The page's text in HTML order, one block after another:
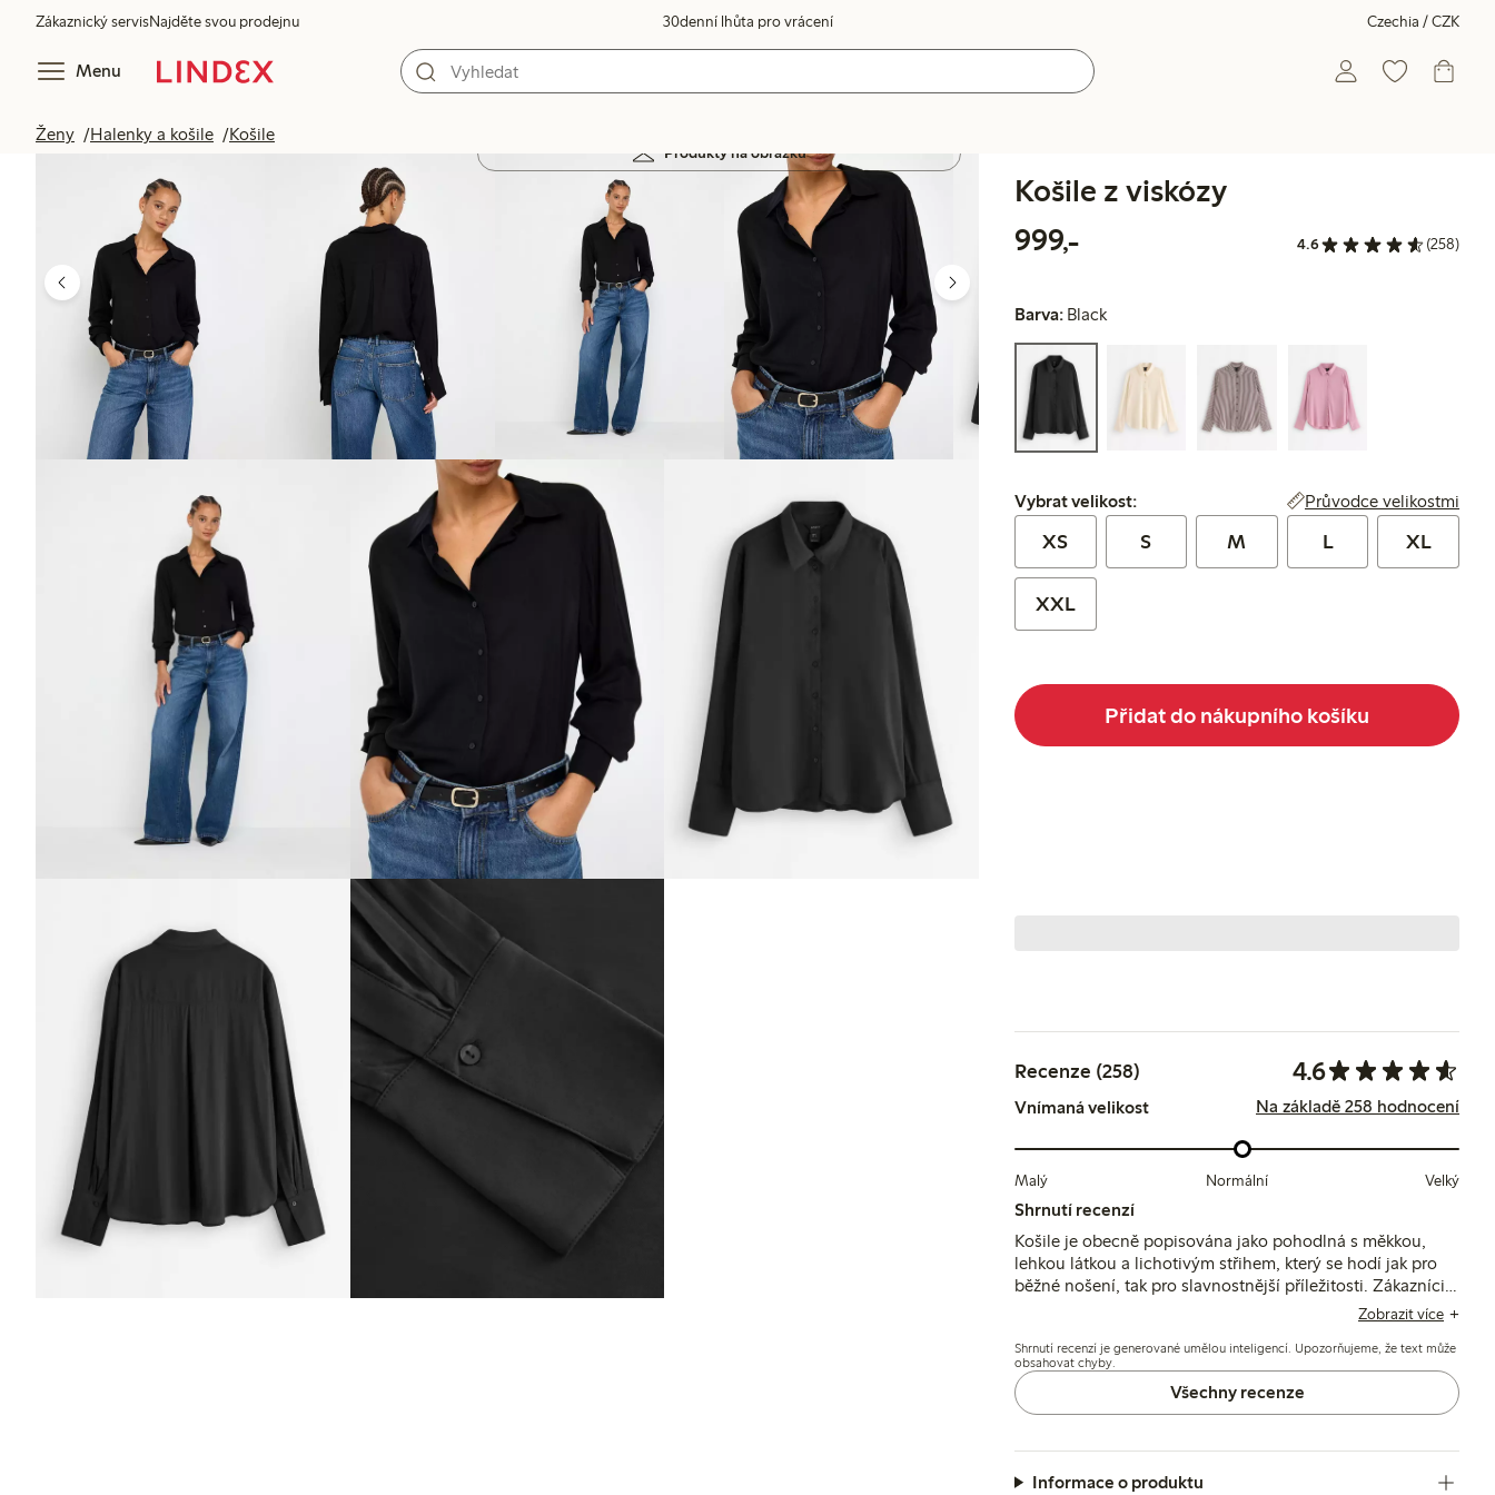
Zákaznický servisNajděte svou prodejnu 30denní lhůta pro vrácení Czechia / CZK
Menu
Ženy Halenky a košile Košile
Produkty na obrázku
Košile z viskózy
999,-
4.6 (258)
Barva: Black
Vybrat velikost:
Vybrat velikost: Průvodce velikostmi
XS S M L XL
XXL
Přidat do nákupního košíku
Recenze (258) 4.6
Vnímaná velikost Na základě 258 hodnocení
Malý Normální Velký
Shrnutí recenzí
Košile je obecně popisována jako pohodlná s měkkou,
lehkou látkou a lichotivým střihem, který se hodí jak pro
běžné nošení, tak pro slavnostnější příležitosti. Zákazníci
pozitivně hodnotí barvu a padnutí, zatímco někteří zmiňují
mírně průsvitná.
Zobrazit více
Shrnutí recenzí je generované umělou inteligencí. Upozorňujeme, že text může
obsahovat chyby.
Všechny recenze
Informace o produktu